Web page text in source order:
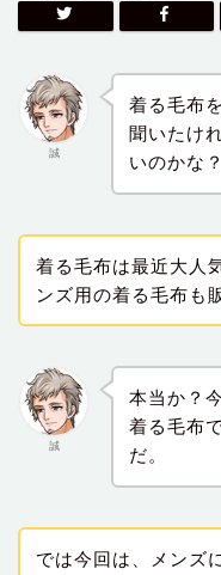
誠
着る毛布
聞いたけ
いのかな？
着る毛布は最近大人
ンズ用の着る毛布も
誠
本当か？
着る毛布
だ。
では今回は、メンズ